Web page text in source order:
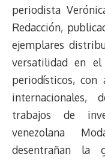
periodista
Redacción,
ejemplares
versatilidad en
periodísticos, con
internacionales,
trabajos de
venezolana
desentrañan la